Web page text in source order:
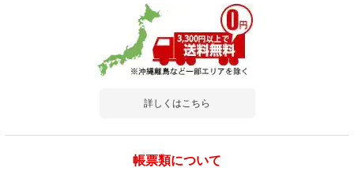
詳しくはこちら
帳票類について